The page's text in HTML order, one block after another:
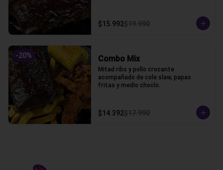
$15.992$19.990
-20% Combo Mix
Mitad ribs y pollo crocante
acompañado de cole slaw, papas
fritas y medio choclo.
$14.392$17.990